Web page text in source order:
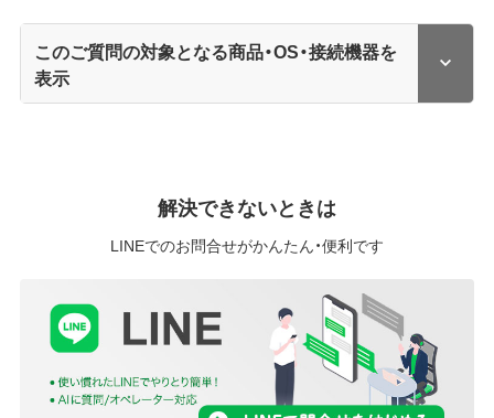
このご質問の対象となる商品・OS・接続機器を
表示
解決できないときは
LINEでのお問合せがかんたん・便利です